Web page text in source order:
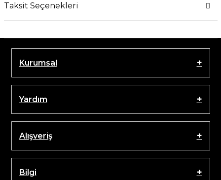
Taksit Seçenekleri
Kurumsal
Yardım
Alışveriş
Bilgi